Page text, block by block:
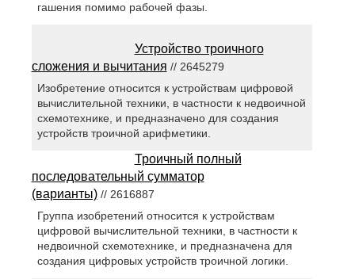
гашения помимо рабочей фазы.
Устройство троичного
сложения и вычитания // 2645279
Изобретение относится к устройствам цифровой
вычислительной техники, в частности к недвоичной
схемотехнике, и предназначено для создания
устройств троичной арифметики.
Троичный полный
последовательный сумматор
(варианты)// 2616887
Группа изобретений относится к устройствам
цифровой вычислительной техники, в частности к
недвоичной схемотехнике, и предназначена для
создания цифровых устройств троичной логики.